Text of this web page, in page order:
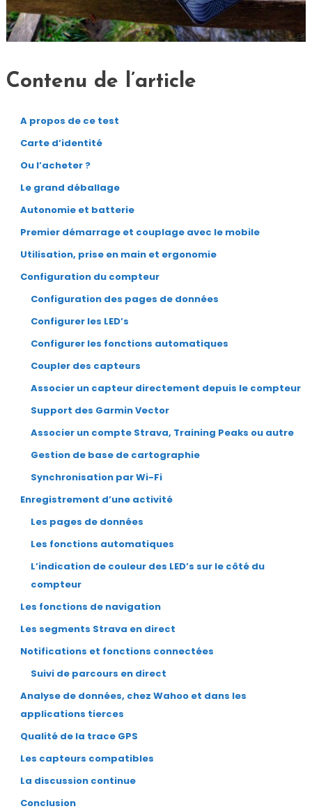
Contenu de l’article
A propos de ce test
Carte d’identité
Ou l’acheter ?
Le grand déballage
Autonomie et batterie
Premier démarrage et couplage avec le mobile
Utilisation, prise en main et ergonomie
Configuration du compteur
Configuration des pages de données
Configurer les LED’s
Configurer les fonctions automatiques
Coupler des capteurs
Associer un capteur directement depuis le compteur
Support des Garmin Vector
Associer un compte Strava, Training Peaks ou autre
Gestion de base de cartographie
Synchronisation par Wi-Fi
Enregistrement d’une activité
Les pages de données
Les fonctions automatiques
L’indication de couleur des LED’s sur le côté du
compteur
Les fonctions de navigation
Les segments Strava en direct
Notifications et fonctions connectées
Suivi de parcours en direct
Analyse de données, chez Wahoo et dans les
applications tierces
Qualité de la trace GPS
Les capteurs compatibles
La discussion continue
Conclusion